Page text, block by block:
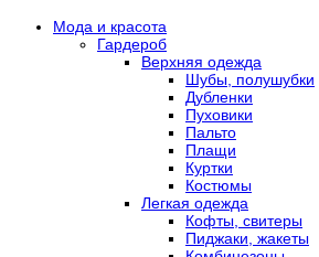
Мода и красота
Гардероб
Верхняя одежда
Шубы, полушубки
Дубленки
Пуховики
Пальто
Плащи
Куртки
Костюмы
Легкая одежда
Кофты, свитеры
Пиджаки, жакеты